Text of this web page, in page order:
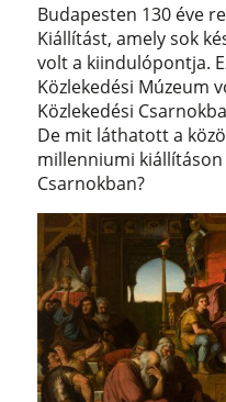
Budapesten 130 éve
Kiállítást, amely sok
volt a kiindulópontja.
Közlekedési Múzeum
Közlekedési
De mit láthatott a
millenniumi kiállításon
Csarnokban?